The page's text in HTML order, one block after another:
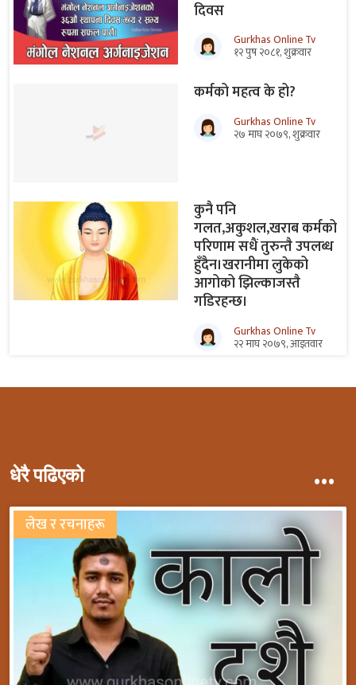
दिवस
Gurkhas Online Tv
१२ पुष २०८१, शुक्रवार
कर्मको महत्व के हो?
Gurkhas Online Tv
२७ माघ २०७९, शुक्रवार
कुनै पनि
गलत,अकुशल,खराब कर्मको
परिणाम सधैं तुरुन्तै उपलब्ध
हुँदैन।खरानीमा लुकेको
आगोको झिल्काजस्तै
गडिरहन्छ।
Gurkhas Online Tv
२२ माघ २०७९, आइतवार
धेरै पढिएको ...
लेख र रचनाहरू